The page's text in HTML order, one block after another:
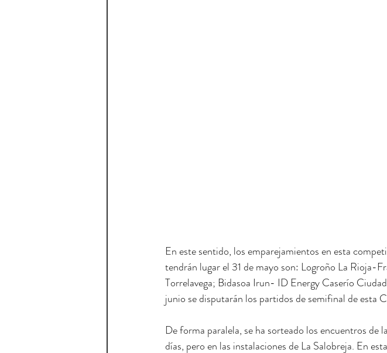
En este sentido, los emparejamientos en esta
tendrán lugar el 31 de mayo son: Logroño La Rioja-
Torrelavega; Bidasoa Irun- ID Energy Caserío
junio se disputarán los partidos de semifinal de esta
De forma paralela, se ha sorteado los encuentros de
días, pero en las instalaciones de La Salobreja. En